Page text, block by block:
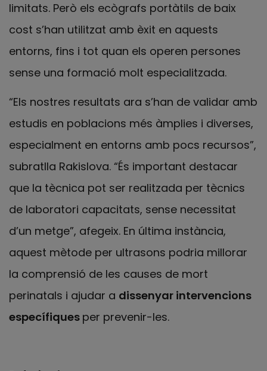
limitats. Però els ecògrafs portàtils de baix
cost s’han utilitzat amb èxit en aquests
entorns, fins i tot quan els operen persones
sense una formació molt especialitzada.
“Els nostres resultats ara s’han de validar amb
estudis en poblacions més àmplies i diverses,
especialment en entorns amb pocs recursos”,
subratlla Rakislova. “És important destacar
que la tècnica pot ser realitzada per tècnics
de laboratori capacitats, sense necessitat
d’un metge”, afegeix. En última instància,
aquest mètode per ultrasons podria millorar
la comprensió de les causes de mort
perinatals i ajudar a dissenyar intervencions
específiques per prevenir-les.